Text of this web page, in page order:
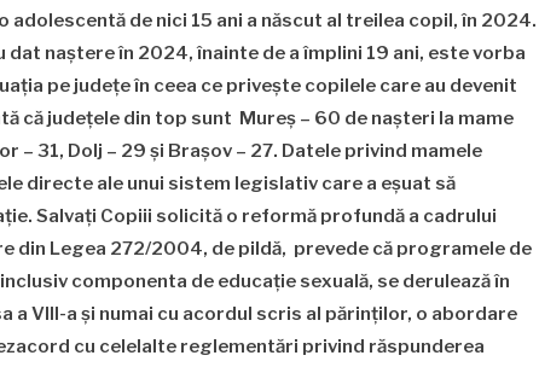
adolescentă de nici 15 ani a născut al treilea copil, în 2024.
naștere în 2024, înainte de a împlini 19 ani, este vorba
pe județe în ceea ce privește copilele care au devenit
că județele din top sunt Mureș – 60 de nașteri la mame
– 31, Dolj – 29 și Brașov – 27. Datele privind mamele
directe ale unui sistem legislativ care a eșuat să
Salvați Copiii solicită o reformă profundă a cadrului
din Legea 272/2004, de pildă, prevede că programele de
componenta de educație sexuală, se derulează în
a VIII-a și numai cu acordul scris al părinților, o abordare
cu celelalte reglementări privind răspunderea